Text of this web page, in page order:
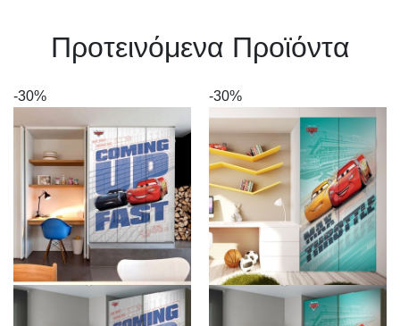
Πρoτεινόμενα Προϊόντα
-30% -30%